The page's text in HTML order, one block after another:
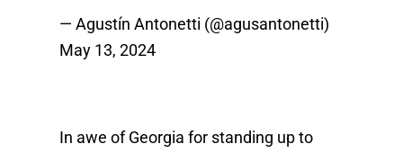
— Agustín Antonetti (@agusantonetti)
May 13, 2024
In awe of Georgia for standing up to